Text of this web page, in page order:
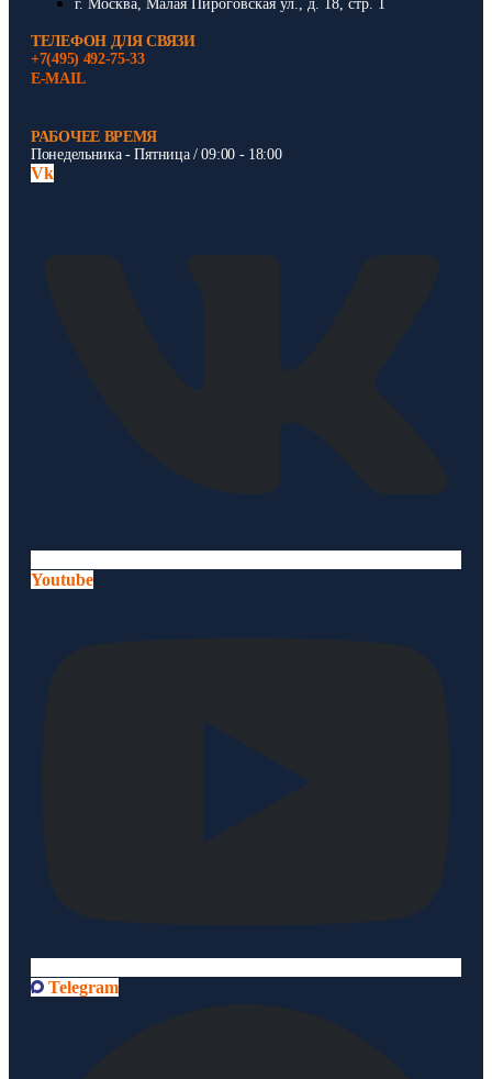
г. Москва, Малая Пироговская ул., д. 18, стр. 1
ТЕЛЕФОН ДЛЯ СВЯЗИ
+7(495) 492-75-33
E-MAIL
РАБОЧЕЕ ВРЕМЯ
Понедельника - Пятница / 09:00 - 18:00
Vk
Youtube
Telegram